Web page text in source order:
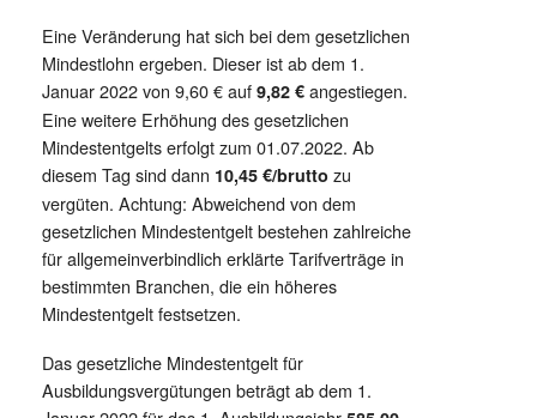
Eine Veränderung hat sich bei dem gesetzlichen
Mindestlohn ergeben. Dieser ist ab dem 1.
Januar 2022 von 9,60 € auf 9,82 € angestiegen.
Eine weitere Erhöhung des gesetzlichen
Mindestentgelts erfolgt zum 01.07.2022. Ab
diesem Tag sind dann 10,45 €/brutto zu
vergüten. Achtung: Abweichend von dem
gesetzlichen Mindestentgelt bestehen zahlreiche
für allgemeinverbindlich erklärte Tarifverträge in
bestimmten Branchen, die ein höheres
Mindestentgelt festsetzen.
Das gesetzliche Mindestentgelt für
Ausbildungsvergütungen beträgt ab dem 1.